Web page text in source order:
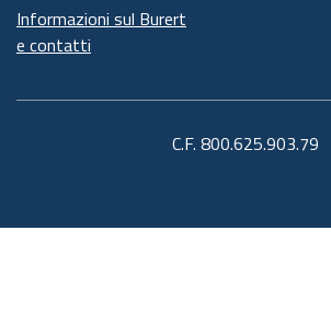
Informazioni sul Burert
e contatti
C.F. 800.625.903.79